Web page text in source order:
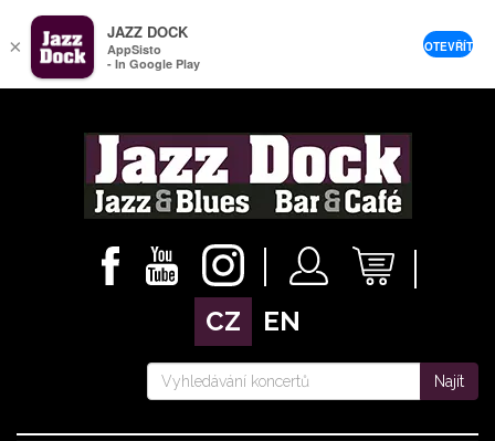
CZ EN
Najít
×
JAZZ DOCK
AppSisto
- In Google Play
OTEVŘÍT